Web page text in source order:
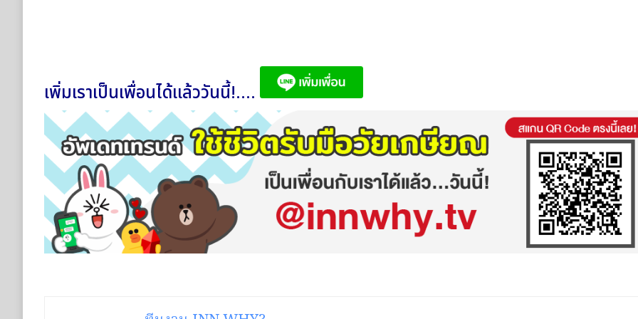
เพิ่มเราเป็นเพื่อนได้แล้ววันนี้!....